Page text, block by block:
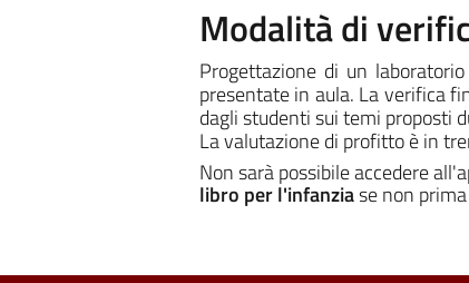
Modalità di
Progettazione di un
presentate in aula. La verifica
dagli studenti sui temi proposti
La valutazione di profitto è in
Non sarà possibile accedere
libro per l'infanziase non